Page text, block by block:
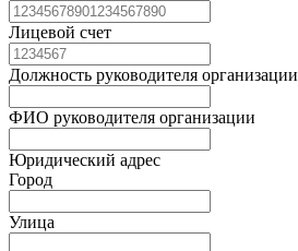
Лицевой счет
Должность руководителя организации
ФИО руководителя организации
Юридический адрес
Город
Улица